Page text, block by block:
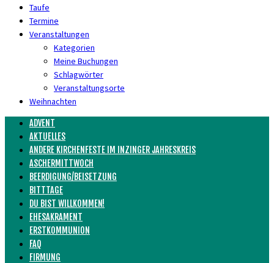
Taufe
Termine
Veranstaltungen
Kategorien
Meine Buchungen
Schlagwörter
Veranstaltungsorte
Weihnachten
ADVENT
AKTUELLES
ANDERE KIRCHENFESTE IM INZINGER JAHRESKREIS
ASCHERMITTWOCH
BEERDIGUNG/BEISETZUNG
BITTTAGE
DU BIST WILLKOMMEN!
EHESAKRAMENT
ERSTKOMMUNION
FAQ
FIRMUNG